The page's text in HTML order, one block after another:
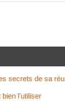
secrets de sa
l'utiliser